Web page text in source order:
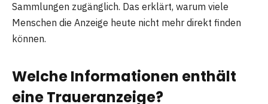
Sammlungen zugänglich. Das erklärt, warum viele
Menschen die Anzeige heute nicht mehr direkt finden
können.
Welche Informationen enthält
eine Traueranzeige?